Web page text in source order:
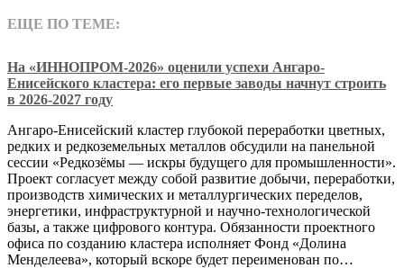
ЕЩЕ ПО ТЕМЕ:
На «ИННОПРОМ-2026» оценили успехи Ангаро-
Енисейского кластера: его первые заводы начнут строить
в 2026-2027 году
Ангаро-Енисейский кластер глубокой переработки цветных,
редких и редкоземельных металлов обсудили на панельной
сессии «Редкозёмы — искры будущего для промышленности».
Проект согласует между собой развитие добычи, переработки,
производств химических и металлургических переделов,
энергетики, инфраструктурной и научно-технологической
базы, а также цифрового контура. Обязанности проектного
офиса по созданию кластера исполняет Фонд «Долина
Менделеева», который вскоре будет переименован по…